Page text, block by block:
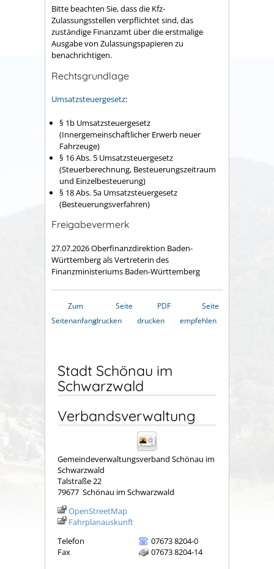
Bitte beachten Sie, dass die Kfz-
Zulassungsstellen verpflichtet sind, das
zuständige Finanzamt über die erstmalige
Ausgabe von Zulassungspapieren zu
benachrichtigen.
Rechtsgrundlage
Umsatzsteuergesetz:
§ 1b Umsatzsteuergesetz
(Innergemeinschaftlicher Erwerb neuer
Fahrzeuge)
§ 16 Abs. 5 Umsatzsteuergesetz
(Steuerberechnung, Besteuerungszeitraum
und Einzelbesteuerung)
§ 18 Abs. 5a Umsatzsteuergesetz
(Besteuerungsverfahren)
Freigabevermerk
27.07.2026 Oberfinanzdirektion Baden-
Württemberg als Vertreterin des
Finanzministeriums Baden-Württemberg
Zum
Seitenanfang
Seite
drucken
PDF
drucken
Seite
empfehlen
Stadt Schönau im
Schwarzwald
Verbandsverwaltung
Gemeindeverwaltungsverband Schönau im
Schwarzwald
Talstraße 22
79677 Schönau im Schwarzwald
OpenStreetMap
Fahrplanauskunft
Telefon
07673 8204-0
Fax
07673 8204-14